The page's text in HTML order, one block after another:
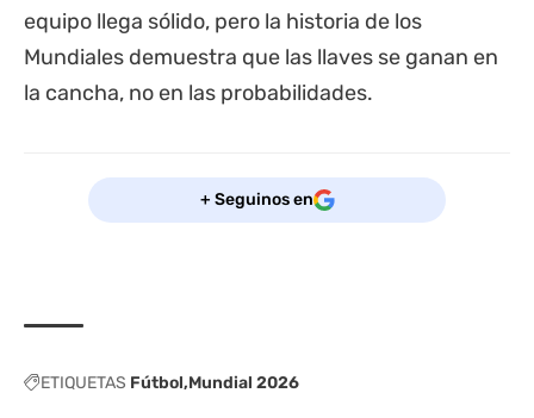
equipo llega sólido, pero la historia de los
Mundiales demuestra que las llaves se ganan en
la cancha, no en las probabilidades.
+ Seguinos en
ETIQUETAS Fútbol Mundial 2026